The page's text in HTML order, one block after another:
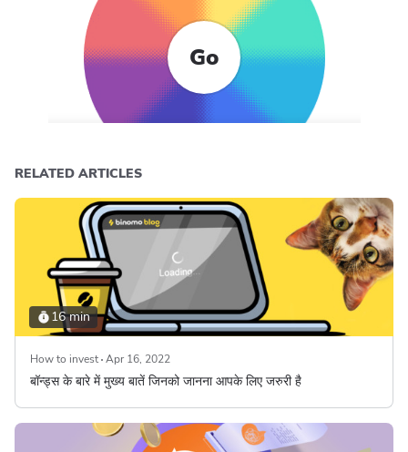
Go
RELATED ARTICLES
16 min
How to invest Apr 16, 2022
बॉन्ड्स के बारे में मुख्य बातें जिनको जानना आपके लिए जरुरी है